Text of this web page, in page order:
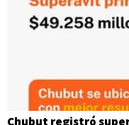
Chubut registró